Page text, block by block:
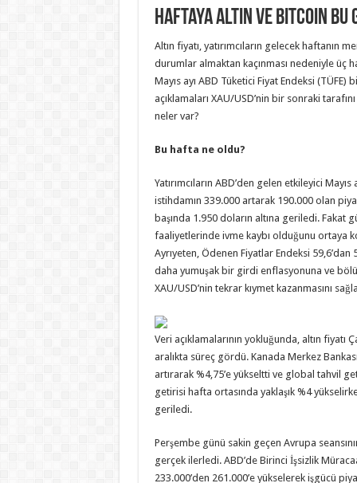
Haftaya Altın ve Bitcoin
Altın fiyatı, yatırımcıların gelecek
durumlar almaktan kaçınması nedeniyle üç
Mayıs ayı ABD Tüketici Fiyat Endeksi
açıklamaları XAU/USD’nin bir sonraki
neler var?
Bu hafta ne oldu?
Yatırımcıların ABD’den gelen etkileyici
istihdamın 339.000 artarak 190.000 olan
başında 1.950 doların altına geriledi. Fakat
faaliyetlerinde ivme kaybı olduğunu ortaya
Ayrıyeten, Ödenen Fiyatlar Endeksi 59,6’dan
daha yumuşak bir girdi enflasyonuna ve
XAU/USD’nin tekrar kıymet kazanmasını
Veri açıklamalarının yokluğunda, altın
aralıkta süreç gördü. Kanada Merkez
artırarak %4,75’e yükseltti ve global tahvil
getirisi hafta ortasında yaklaşık %4
geriledi.
Perşembe günü sakin geçen Avrupa
gerçek ilerledi. ABD’de Birinci İşsizlik
233.000’den 261.000’e yükselerek işgücü